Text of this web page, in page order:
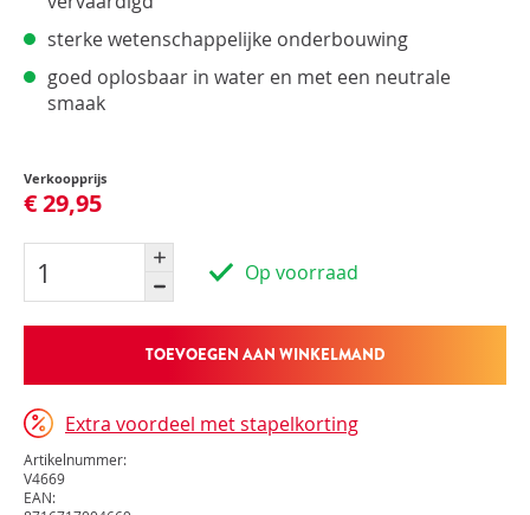
sterke wetenschappelijke onderbouwing
goed oplosbaar in water en met een neutrale
smaak
Verkoopprijs
€ 29,95
Op voorraad
TOEVOEGEN AAN WINKELMAND
Extra voordeel met stapelkorting
Artikelnummer:
V4669
EAN: